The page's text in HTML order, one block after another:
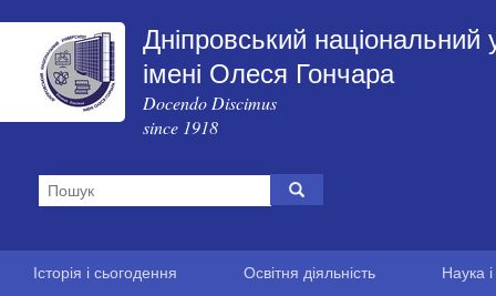
Дніпровський національний
імені Олеся Гончара
Docendo Discimus
since 1918
Історія і сьогодення Освітня діяльність Наука